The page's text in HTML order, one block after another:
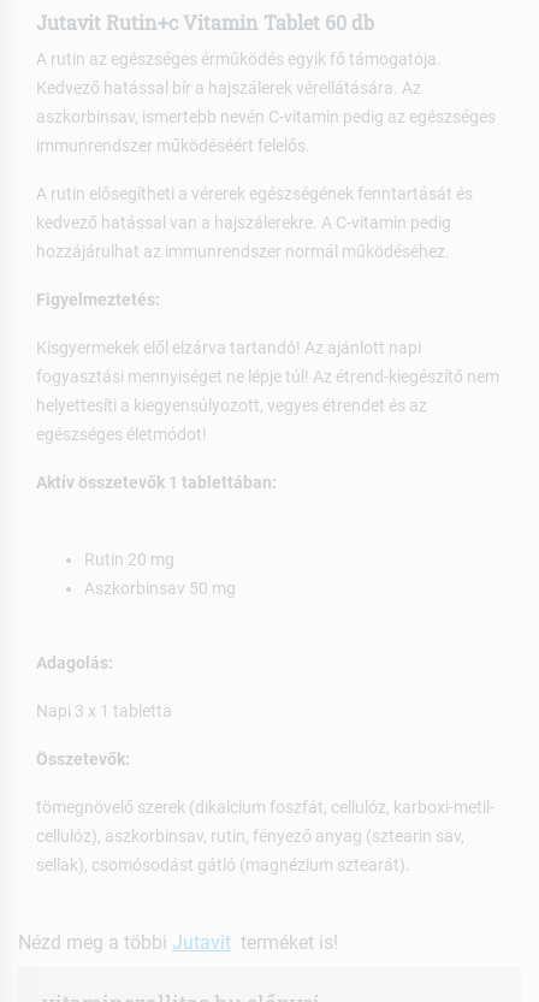
Jutavit Rutin+c Vitamin Tablet 60 db
A rutin az egészséges érműködés egyik fő támogatója.
Kedvező hatással bír a hajszálerek vérellátására. Az
aszkorbinsav, ismertebb nevén C-vitamin pedig az egészséges
immunrendszer működéséért felelős.
A rutin elősegítheti a vérerek egészségének fenntartását és
kedvező hatással van a hajszálerekre. A C-vitamin pedig
hozzájárulhat az immunrendszer normál működéséhez.
Figyelmeztetés:
Kisgyermekek elől elzárva tartandó! Az ajánlott napi
fogyasztási mennyiséget ne lépje túl! Az étrend-kiegészítő nem
helyettesíti a kiegyensúlyozott, vegyes étrendet és az
egészséges életmódot!
Aktív összetevők 1 tablettában:
Rutin 20 mg
Aszkorbinsav 50 mg
Adagolás:
Napi 3 x 1 tabletta
Összetevők:
tömegnövelő szerek (dikalcium foszfát, cellulóz, karboxi-metil-
cellulóz), aszkorbinsav, rutin, fényező anyag (sztearin sav,
sellak), csomósodást gátló (magnézium sztearát).
Nézd meg a többi Jutavit terméket is!